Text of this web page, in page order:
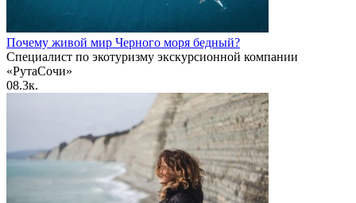
Почему живой мир Черного моря бедный?
Специалист по экотуризму экскурсионной компании
«РутаСочи»
08.3к.